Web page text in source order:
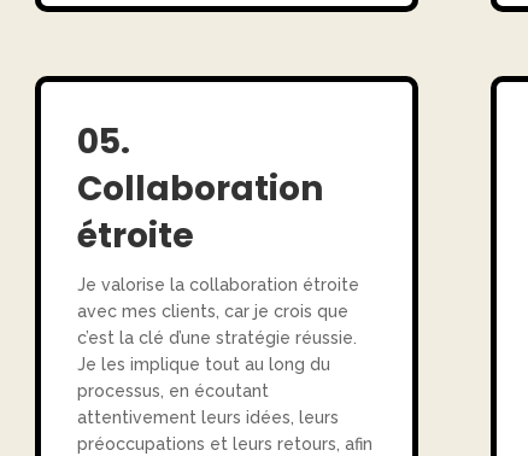
05.
Collaboration
étroite
Je valorise la collaboration étroite
avec mes clients, car je crois que
c’est la clé d’une stratégie réussie.
Je les implique tout au long du
processus, en écoutant
attentivement leurs idées, leurs
préoccupations et leurs retours, afin